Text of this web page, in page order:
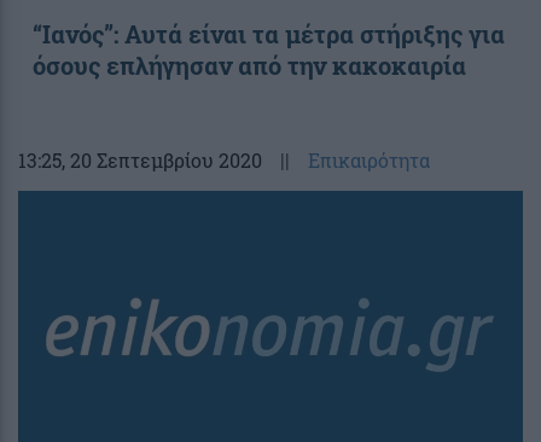
“Ιανός”: Αυτά είναι τα μέτρα στήριξης για
όσους επλήγησαν από την κακοκαιρία
13:25, 20 Σεπτεμβρίου 2020 || Επικαιρότητα